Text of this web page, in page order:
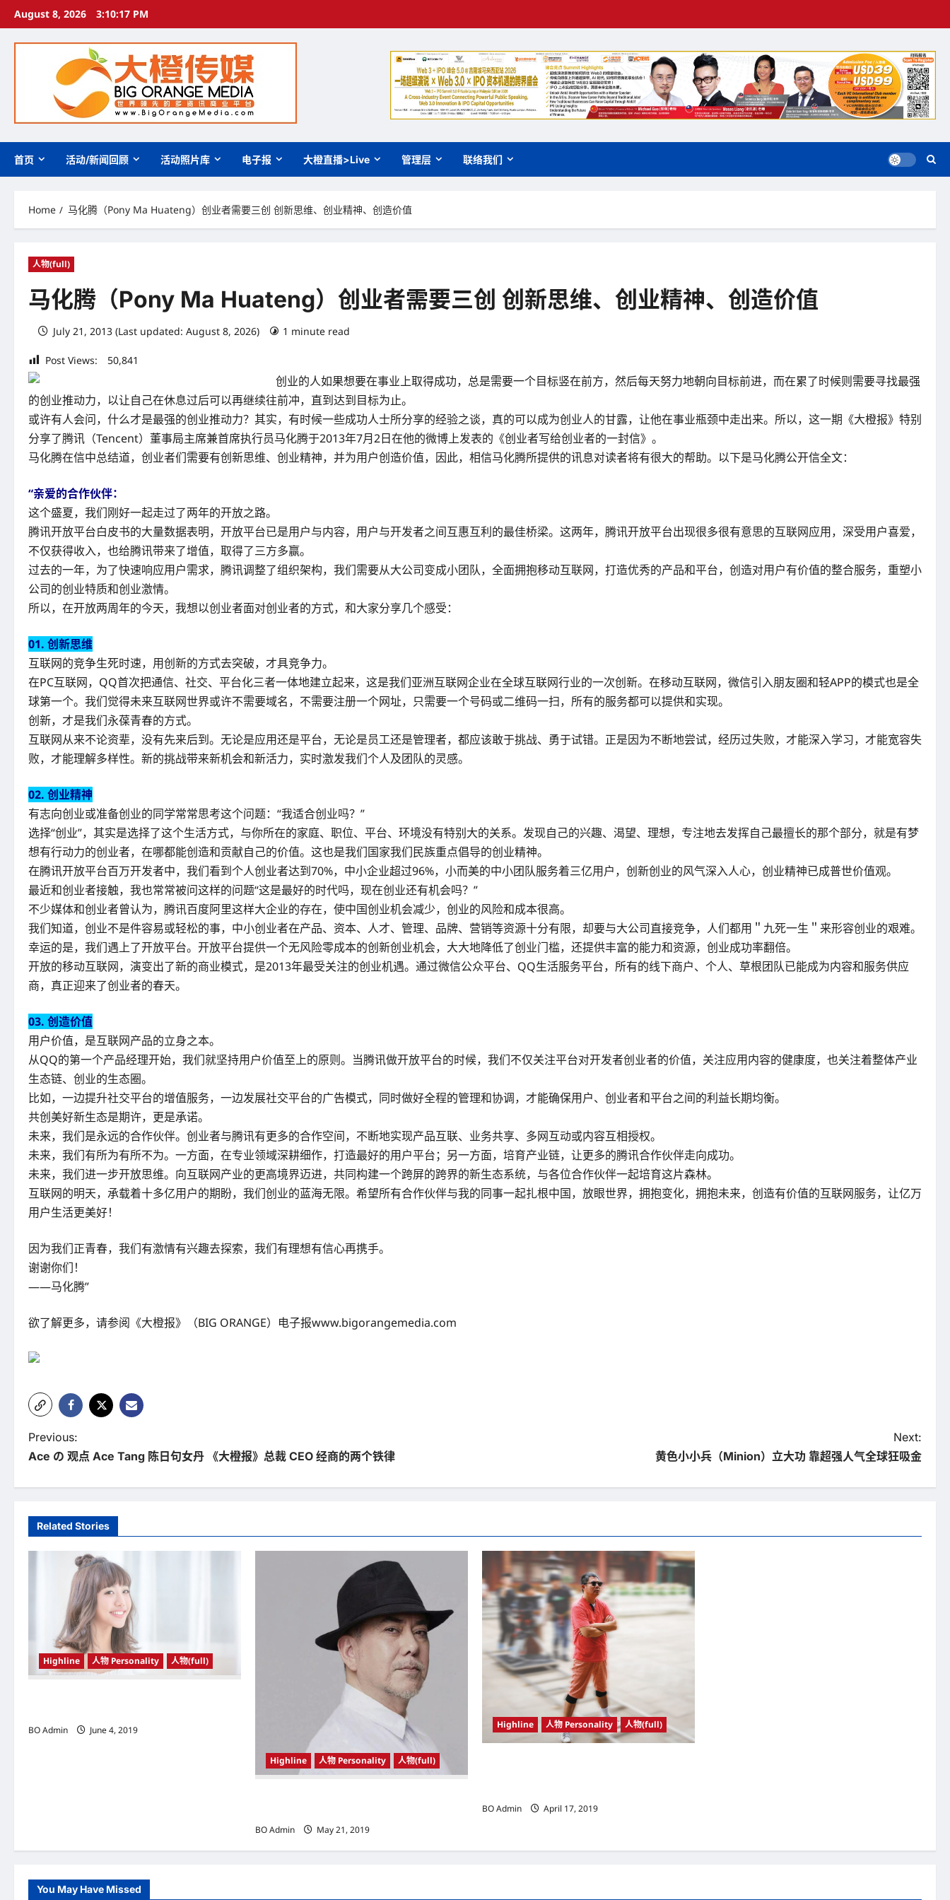
Skip
content
August 8, 2026 3:10:18 PM
首页 活动/新闻回顾 活动照片库 电子报 大橙直播>Live 管理层 联络我们
Home 马化腾（Pony Ma Huateng）创业者需要三创 创新思维、创业精神、创造价值
人物(full)
马化腾（Pony Ma Huateng）创业者需要三创 创新思维、创业精神、创造价值
July 21, 2013 (Last updated: August 8, 2026) 1 minute read
Post Views: 50,841
创业的人如果想要在事业上取得成功，总是需要一个目标竖在前方，然后每天努力地朝向目标前进，而在累了时候则需要寻找最强
的创业推动力，以让自己在休息过后可以再继续往前冲，直到达到目标为止。
或许有人会问，什么才是最强的创业推动力？其实，有时候一些成功人士所分享的经验之谈，真的可以成为创业人的甘露，让他在事业瓶颈中走出来。所以，这一期《大橙报》特别
分享了腾讯（Tencent）董事局主席兼首席执行员马化腾于2013年7月2日在他的微博上发表的《创业者写给创业者的一封信》。
马化腾在信中总结道，创业者们需要有创新思维、创业精神，并为用户创造价值，因此，相信马化腾所提供的讯息对读者将有很大的帮助。以下是马化腾公开信全文：
“亲爱的合作伙伴：
这个盛夏，我们刚好一起走过了两年的开放之路。
腾讯开放平台白皮书的大量数据表明，开放平台已是用户与内容，用户与开发者之间互惠互利的最佳桥梁。这两年，腾讯开放平台出现很多很有意思的互联网应用，深受用户喜爱，
不仅获得收入，也给腾讯带来了增值，取得了三方多赢。
过去的一年，为了快速响应用户需求，腾讯调整了组织架构，我们需要从大公司变成小团队，全面拥抱移动互联网，打造优秀的产品和平台，创造对用户有价值的整合服务，重塑小
公司的创业特质和创业激情。
所以，在开放两周年的今天，我想以创业者面对创业者的方式，和大家分享几个感受：
01. 创新思维
互联网的竞争生死时速，用创新的方式去突破，才具竞争力。
在PC互联网，QQ首次把通信、社交、平台化三者一体地建立起来，这是我们亚洲互联网企业在全球互联网行业的一次创新。在移动互联网，微信引入朋友圈和轻APP的模式也是全
球第一个。我们觉得未来互联网世界或许不需要域名，不需要注册一个网址，只需要一个号码或二维码一扫，所有的服务都可以提供和实现。
创新，才是我们永葆青春的方式。
互联网从来不论资辈，没有先来后到。无论是应用还是平台，无论是员工还是管理者，都应该敢于挑战、勇于试错。正是因为不断地尝试，经历过失败，才能深入学习，才能宽容失
败，才能理解多样性。新的挑战带来新机会和新活力，实时激发我们个人及团队的灵感。
02. 创业精神
有志向创业或准备创业的同学常常思考这个问题：“我适合创业吗？”
选择“创业”，其实是选择了这个生活方式，与你所在的家庭、职位、平台、环境没有特别大的关系。发现自己的兴趣、渴望、理想，专注地去发挥自己最擅长的那个部分，就是有梦
想有行动力的创业者，在哪都能创造和贡献自己的价值。这也是我们国家我们民族重点倡导的创业精神。
在腾讯开放平台百万开发者中，我们看到个人创业者达到70%，中小企业超过96%，小而美的中小团队服务着三亿用户，创新创业的风气深入人心，创业精神已成普世价值观。
最近和创业者接触，我也常常被问这样的问题“这是最好的时代吗，现在创业还有机会吗？”
不少媒体和创业者曾认为，腾讯百度阿里这样大企业的存在，使中国创业机会减少，创业的风险和成本很高。
我们知道，创业不是件容易或轻松的事，中小创业者在产品、资本、人才、管理、品牌、营销等资源十分有限，却要与大公司直接竞争，人们都用＂九死一生＂来形容创业的艰难。
幸运的是，我们遇上了开放平台。开放平台提供一个无风险零成本的创新创业机会，大大地降低了创业门槛，还提供丰富的能力和资源，创业成功率翻倍。
开放的移动互联网，演变出了新的商业模式，是2013年最受关注的创业机遇。通过微信公众平台、QQ生活服务平台，所有的线下商户、个人、草根团队已能成为内容和服务供应
商，真正迎来了创业者的春天。
03. 创造价值
用户价值，是互联网产品的立身之本。
从QQ的第一个产品经理开始，我们就坚持用户价值至上的原则。当腾讯做开放平台的时候，我们不仅关注平台对开发者创业者的价值，关注应用内容的健康度，也关注着整体产业
生态链、创业的生态圈。
比如，一边提升社交平台的增值服务，一边发展社交平台的广告模式，同时做好全程的管理和协调，才能确保用户、创业者和平台之间的利益长期均衡。
共创美好新生态是期许，更是承诺。
未来，我们是永远的合作伙伴。创业者与腾讯有更多的合作空间，不断地实现产品互联、业务共享、多网互动或内容互相授权。
未来，我们有所为有所不为。一方面，在专业领域深耕细作，打造最好的用户平台；另一方面，培育产业链，让更多的腾讯合作伙伴走向成功。
未来，我们进一步开放思维。向互联网产业的更高境界迈进，共同构建一个跨屏的跨界的新生态系统，与各位合作伙伴一起培育这片森林。
互联网的明天，承载着十多亿用户的期盼，我们创业的蓝海无限。希望所有合作伙伴与我的同事一起扎根中国，放眼世界，拥抱变化，拥抱未来，创造有价值的互联网服务，让亿万
用户生活更美好！
因为我们正青春，我们有激情有兴趣去探索，我们有理想有信心再携手。
谢谢你们！
——马化腾”
欲了解更多，请参阅《大橙报》（BIG ORANGE）电子报www.bigorangemedia.com
P
o
s
t
n
Previous:
Ace の 观点 Ace Tang 陈日句女丹 《大橙报》总裁 CEO 经商的两个铁律
Next:
黄色小小兵（Minion）立大功 靠超强人气全球狂吸金
Related Stories
Highline 人物 Personality 人物(full)
BO Admin
June 4, 2019
Highline 人物 Personality 人物(full)
BO Admin
May 21, 2019
Highline 人物 Personality 人物(full)
BO Admin
April 17, 2019
You May Have Missed